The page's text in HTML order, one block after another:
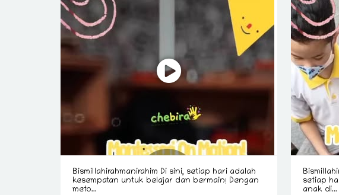
Bismillahirahmanirahim Di sini, setiap hari adalah
kesempatan untuk belajar dan bermain! Dengan
meto...
setiap
anak di...